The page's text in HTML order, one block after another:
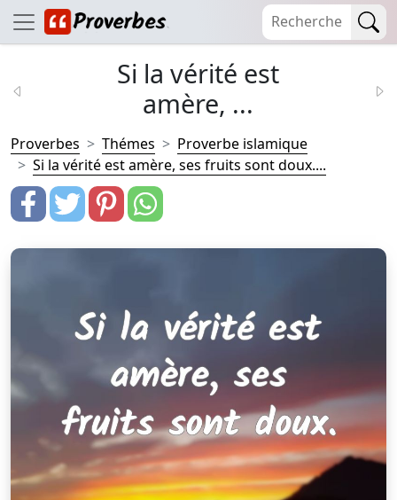
Si la vérité est
amère, ...
Proverbes Thémes
Proverbe islamique
Si la vérité est amère, ses fruits sont doux....